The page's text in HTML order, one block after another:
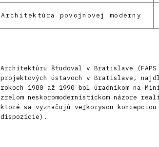
Architektúra povojnovej moderny
Architektúru študoval v Bratislave (FAPS
projektových ústavoch v Bratislave,
rokoch 1980 až 1990 bol úradníkom na
zrelom neskoromodernistickom názore
ktoré sa vyznačujú veľkorysou
dispozície).